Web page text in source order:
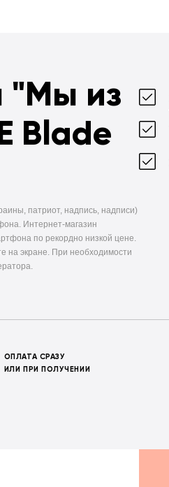
"Мы из
Blade
патриот, надпись, надписи)
Интернет-магазин
по рекордно низкой цене.
на экране. При необходимости
ОПЛАТА СРАЗУ
ИЛИ ПРИ ПОЛУЧЕНИИ